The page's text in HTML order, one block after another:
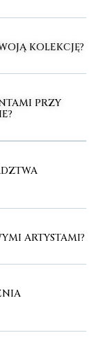
KOLEKCJĘ?
PRZY
ARTYSTAMI?